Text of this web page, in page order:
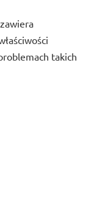
takich